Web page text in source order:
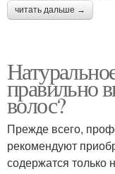
читать дальше →
правильно
волос?
Прежде всего,
рекомендуют
содержатся только